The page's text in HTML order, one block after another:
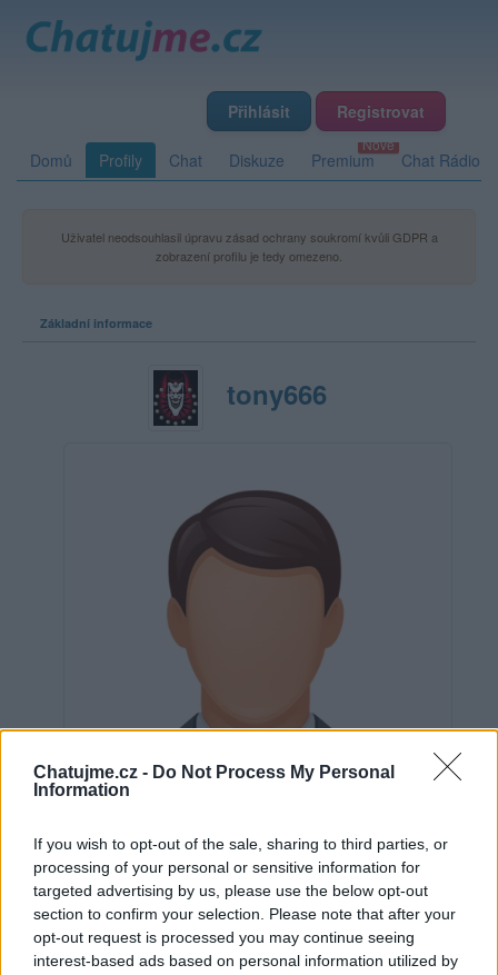
Chatujme.cz - Do Not Process My Personal
Information
If you wish to opt-out of the sale, sharing to third parties, or
processing of your personal or sensitive information for
targeted advertising by us, please use the below opt-out
section to confirm your selection. Please note that after your
opt-out request is processed you may continue seeing
interest-based ads based on personal information utilized by
Přihlásit Registrovat
Domů Profily Chat Diskuze Premium Chat Rádio
Uživatel neodsouhlasil úpravu zásad ochrany soukromí kvůli GDPR a
zobrazení profilu je tedy omezeno.
Základní informace
tony666
Neověřeno